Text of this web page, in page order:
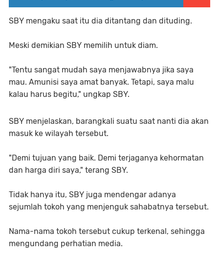
SBY mengaku saat itu dia ditantang dan dituding.
Meski demikian SBY memilih untuk diam.
"Tentu sangat mudah saya menjawabnya jika saya
mau. Amunisi saya amat banyak. Tetapi, saya malu
kalau harus begitu," ungkap SBY.
SBY menjelaskan, barangkali suatu saat nanti dia akan
masuk ke wilayah tersebut.
"Demi tujuan yang baik. Demi terjaganya kehormatan
dan harga diri saya," terang SBY.
Tidak hanya itu, SBY juga mendengar adanya
sejumlah tokoh yang menjenguk sahabatnya tersebut.
Nama-nama tokoh tersebut cukup terkenal, sehingga
mengundang perhatian media.